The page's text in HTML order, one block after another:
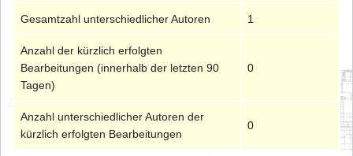
Gesamtzahl unterschiedlicher Autoren 1
Anzahl der kürzlich erfolgten
Bearbeitungen (innerhalb der letzten 90
Tagen)
0
Anzahl unterschiedlicher Autoren der
kürzlich erfolgten Bearbeitungen
0